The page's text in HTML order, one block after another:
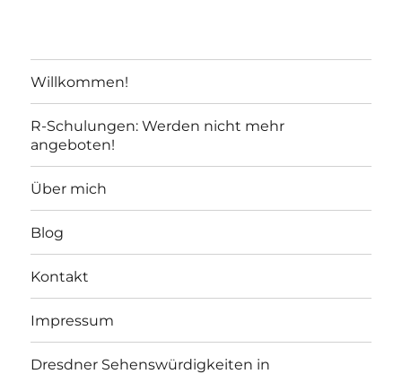
Willkommen!
R-Schulungen: Werden nicht mehr
angeboten!
Über mich
Blog
Kontakt
Impressum
Dresdner Sehenswürdigkeiten in